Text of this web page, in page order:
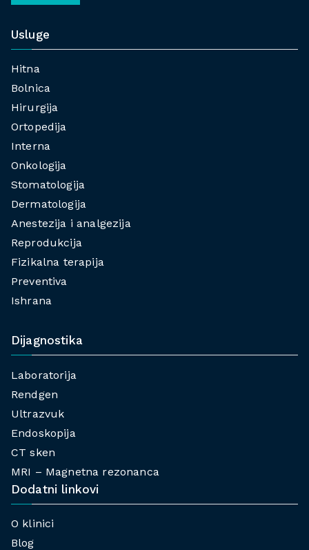
Usluge
Hitna
Bolnica
Hirurgija
Ortopedija
Interna
Onkologija
Stomatologija
Dermatologija
Anestezija i analgezija
Reprodukcija
Fizikalna terapija
Preventiva
Ishrana
Dijagnostika
Laboratorija
Rendgen
Ultrazvuk
Endoskopija
CT sken
MRI – Magnetna rezonanca
Dodatni linkovi
O klinici
Blog